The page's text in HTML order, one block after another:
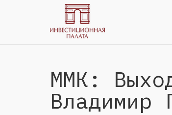
ММК:
Владимир